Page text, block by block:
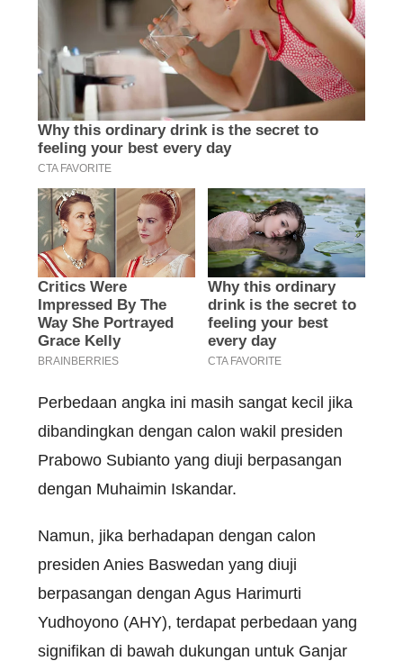
Perbedaan angka ini masih sangat kecil jika
dibandingkan dengan calon wakil presiden
Prabowo Subianto yang diuji berpasangan
dengan Muhaimin Iskandar.
Namun, jika berhadapan dengan calon
presiden Anies Baswedan yang diuji
berpasangan dengan Agus Harimurti
Yudhoyono (AHY), terdapat perbedaan yang
signifikan di bawah dukungan untuk Ganjar